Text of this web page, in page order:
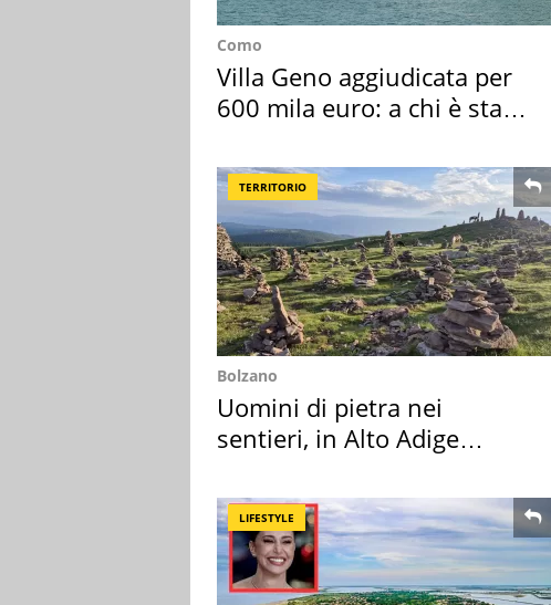
Como
Villa Geno aggiudicata per
600 mila euro: a chi è stata
TERRITORIO
Bolzano
Uomini di pietra nei
sentieri, in Alto Adige
LIFESTYLE